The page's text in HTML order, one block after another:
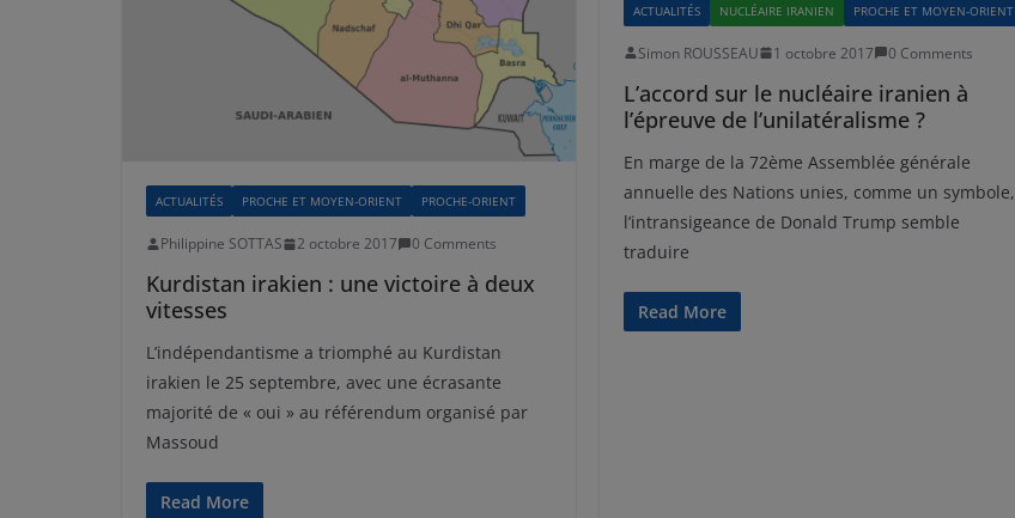
ACTUALITÉS PROCHE ET MOYEN-ORIENT PROCHE-ORIENT
Philippine SOTTAS 2 octobre 2017 0 Comments
Kurdistan irakien : une victoire à deux
vitesses
L’indépendantisme a triomphé au Kurdistan
irakien le 25 septembre, avec une écrasante
majorité de « oui » au référendum organisé par
Massoud
Read More
ACTUALITÉS NUCLÉAIRE IRANIEN PROCHE ET MOYEN-ORIENT
Simon ROUSSEAU 1 octobre 2017 0 Comments
L’accord sur le nucléaire iranien à
l’épreuve de l’unilatéralisme ?
En marge de la 72ème Assemblée générale
annuelle des Nations unies, comme un symbole,
l’intransigeance de Donald Trump semble
traduire
Read More